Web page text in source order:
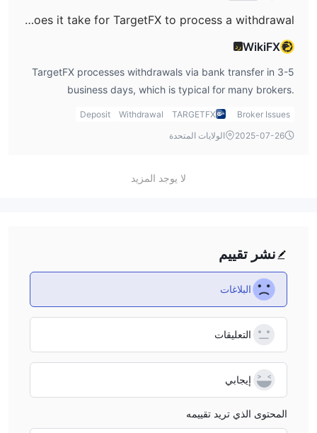
How long does it take for TargetFX to process a withdrawal?
WikiFXرد
TargetFX processes withdrawals via bank transfer in 3-5
business days, which is typical for many brokers.
However, if I use e-payment methods like Skrill or Neteller,
convenient for quicker access to my funds.
Broker Issues
TARGETFX
Withdrawal
Deposit
2025-07-26
الولايات المتحدة
لا يوجد المزيد
نشر تقييم
البلاغات
التعليقات
إيجابي
المحتوى الذي تريد تقييمه